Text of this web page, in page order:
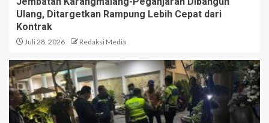
Ulang, Ditargetkan Rampung Lebih Cepat dari
Kontrak
Juli 28, 2026 Redaksi Media